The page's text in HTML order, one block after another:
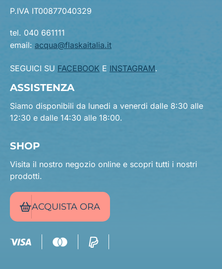
P.IVA IT00877040329
tel. 040 661111
email: acqua@flaskaitalia.it
SEGUICI SU FACEBOOK E INSTAGRAM.
ASSISTENZA
Siamo disponibili da lunedi a venerdi dalle 8:30 alle
12:30 e dalle 14:30 alle 18:00.
SHOP
Visita il nostro negozio online e scopri tutti i nostri
prodotti.
ACQUISTA ORA